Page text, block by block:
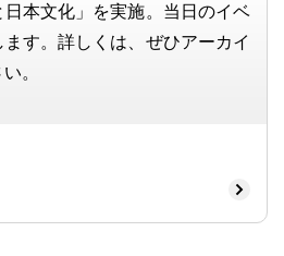
本文化」を実施。当日のイベ
す。詳しくは、ぜひアーカイ
。